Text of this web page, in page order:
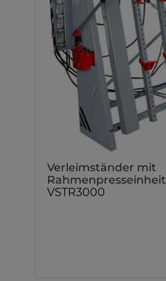
Verleimständer mit
Rahmenpresseinheit
VSTR3000